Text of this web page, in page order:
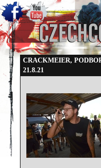
CRACKMEIER,
21.8.21